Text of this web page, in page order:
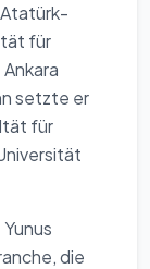
Atatürk-
für
setzte er
für
die